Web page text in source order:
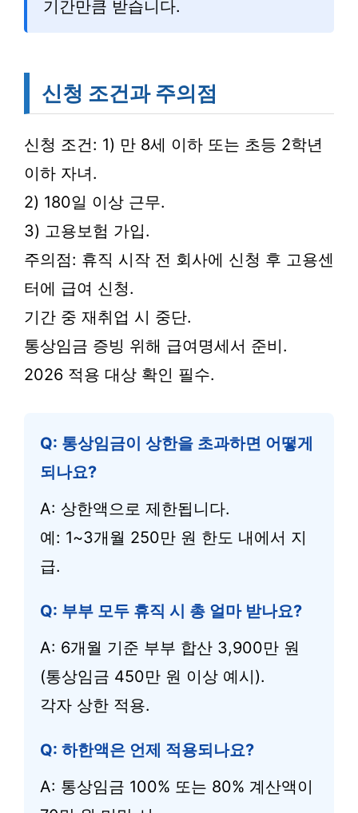
기간만큼 받습니다.
신청 조건과 주의점
신청 조건: 1) 만 8세 이하 또는 초등 2학년
이하 자녀.
2) 180일 이상 근무.
3) 고용보험 가입.
주의점: 휴직 시작 전 회사에 신청 후 고용센
터에 급여 신청.
기간 중 재취업 시 중단.
통상임금 증빙 위해 급여명세서 준비.
2026 적용 대상 확인 필수.
Q: 통상임금이 상한을 초과하면 어떻게
되나요?
A: 상한액으로 제한됩니다.
예: 1~3개월 250만 원 한도 내에서 지
급.
Q: 부부 모두 휴직 시 총 얼마 받나요?
A: 6개월 기준 부부 합산 3,900만 원
(통상임금 450만 원 이상 예시).
각자 상한 적용.
Q: 하한액은 언제 적용되나요?
A: 통상임금 100% 또는 80% 계산액이